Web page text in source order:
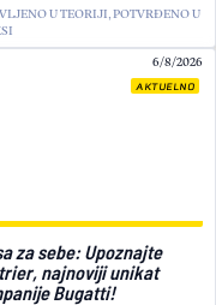
U TEORIJI, POTVRĐENO U
AKTUELNO
6/8/2026
za sebe: Upoznajte
najnoviji unikat
Bugatti!